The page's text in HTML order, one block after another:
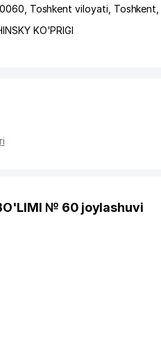
Toshkent viloyati Toshkent
KO'PRIGI
№ 60 joylashuvi